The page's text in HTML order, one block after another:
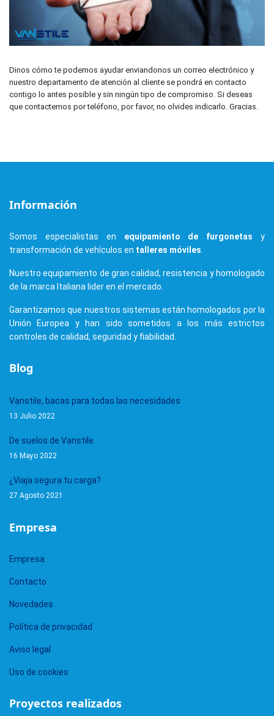
Dinos cómo te podemos ayudar enviandonos un correo electrónico y
nuestro departamento de atención al cliente se pondrá en contacto
contigo lo antes posible y sin ningún tipo de compromiso. Si deseas
que contactemos por teléfono, por favor, no olvides indicarlo. Gracias.
Información
Somos especialistas en equipamiento de furgonetas y
transformación de vehículos en talleres móviles.
Nuestro equipamiento de gran calidad, resistencia y homologado
de la marca Italiana lider en el mercado.
Garantizamos que nuestros sistemas están homologados por la
Unión Europea y han sido sometidos a los más estrictos
controles de calidad, seguridad y fiabilidad.
Blog
Vanstile, bacas para todas las necesidades
13 Julio 2022
De suelos de Vanstile
16 Mayo 2022
¿Viaja segura tu carga?
27 Agosto 2021
Empresa
Empresa
Contacto
Novedades
Política de privacidad
Aviso legal
Uso de cookies
Proyectos realizados